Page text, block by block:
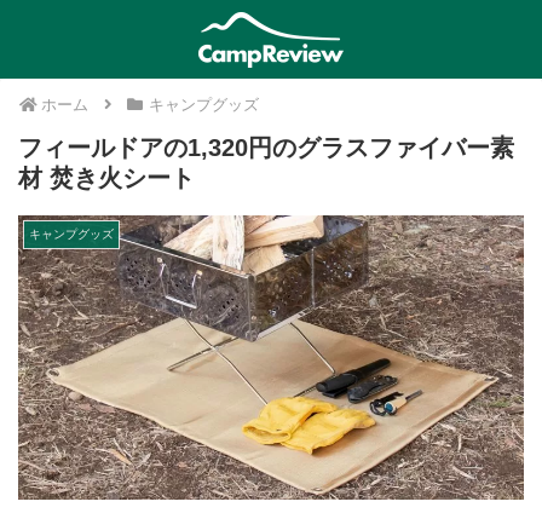
ホーム キャンプグッズ
フィールドアの1,320円のグラスファイバー素
材 焚き火シート
キャンプグッズ